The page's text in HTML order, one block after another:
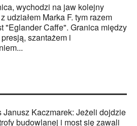
wychodzi na jaw kolejny
udziałem Marka F. tym razem
"Eglander Caffe". Granica między
szantażem i
Janusz Kaczmarek: Jeżeli dojdzie
budowlanej i most się zawali